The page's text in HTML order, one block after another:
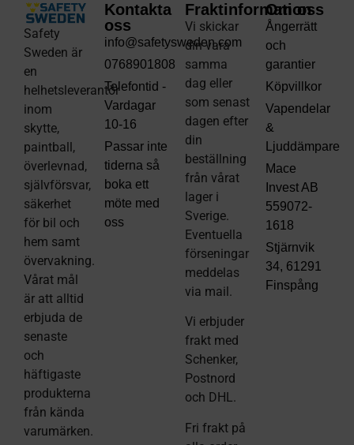
Safety
Sweden är
en
helhetsleverantör
inom
skytte,
paintball,
överlevnad,
självförsvar,
säkerhet
för bil och
hem samt
övervakning.
Vårat mål
är att alltid
erbjuda de
senaste
och
häftigaste
produkterna
från kända
varumärken.
Kontakta
oss
info@safetysweden.com
0768901808
Telefontid -
Vardagar
10-16
Passar inte
tiderna så
boka ett
möte med
oss
Fraktinformation
Vi skickar
din vara
samma
dag eller
som senast
dagen efter
din
beställning
från vårat
lager i
Sverige.
Eventuella
förseningar
meddelas
via mail.
Vi erbjuder
frakt med
Schenker,
Postnord
och DHL.
Fri frakt på
Om oss
Ångerrätt
och
garantier
Köpvillkor
Vapendelar
&
Ljuddämpare
Mace
Invest AB
559072-
1618
Stjärnvik
34, 61291
Finspång